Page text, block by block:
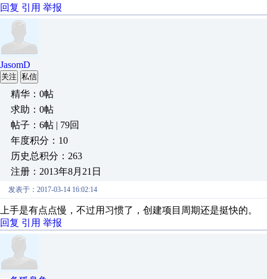
回复 引用 举报
JasomD
关注 私信
精华：0帖
求助：0帖
帖子：6帖 | 79回
年度积分：10
历史总积分：263
注册：2013年8月21日
发表于：2017-03-14 16:02:14
上手是有点点慢，不过用习惯了，创建项目周期还是挺快的。
回复 引用 举报